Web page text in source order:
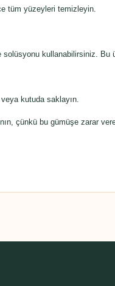
tüm yüzeyleri temizleyin.
kullanabilirsiniz.
kutuda saklayın.
çünkü bu gümüşe zarar
ürüne ilk yorumu siz yapın!